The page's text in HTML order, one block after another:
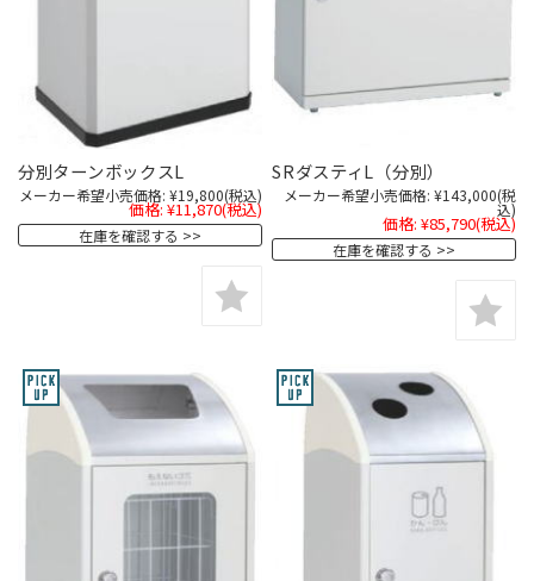
分別ターンボックスL
メーカー希望小売価格: ¥19,800(税込)
価格: ¥11,870(税込)
在庫を確認する
SRダスティL（分別）
メーカー希望小売価格: ¥143,000(税
込)
価格: ¥85,790(税込)
在庫を確認する